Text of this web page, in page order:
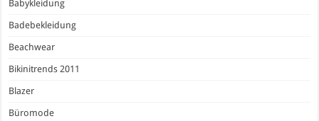
Babykleidung
Badebekleidung
Beachwear
Bikinitrends 2011
Blazer
Büromode